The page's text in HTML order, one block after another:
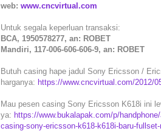
web: www.cncvirtual.com
Untuk segala keperluan transaksi:
BCA, 1950578277, an: ROBET
Mandiri, 117-006-606-606-9, an: ROBET
Butuh casing hape jadul Sony Ericsson /
harganya: https://www.cncvirtual.com/2012/
Mau pesen casing Sony Ericsson K618i ini
ya: https://www.bukalapak.com/p/
casing-sony-ericsson-k618-k618i-baru-